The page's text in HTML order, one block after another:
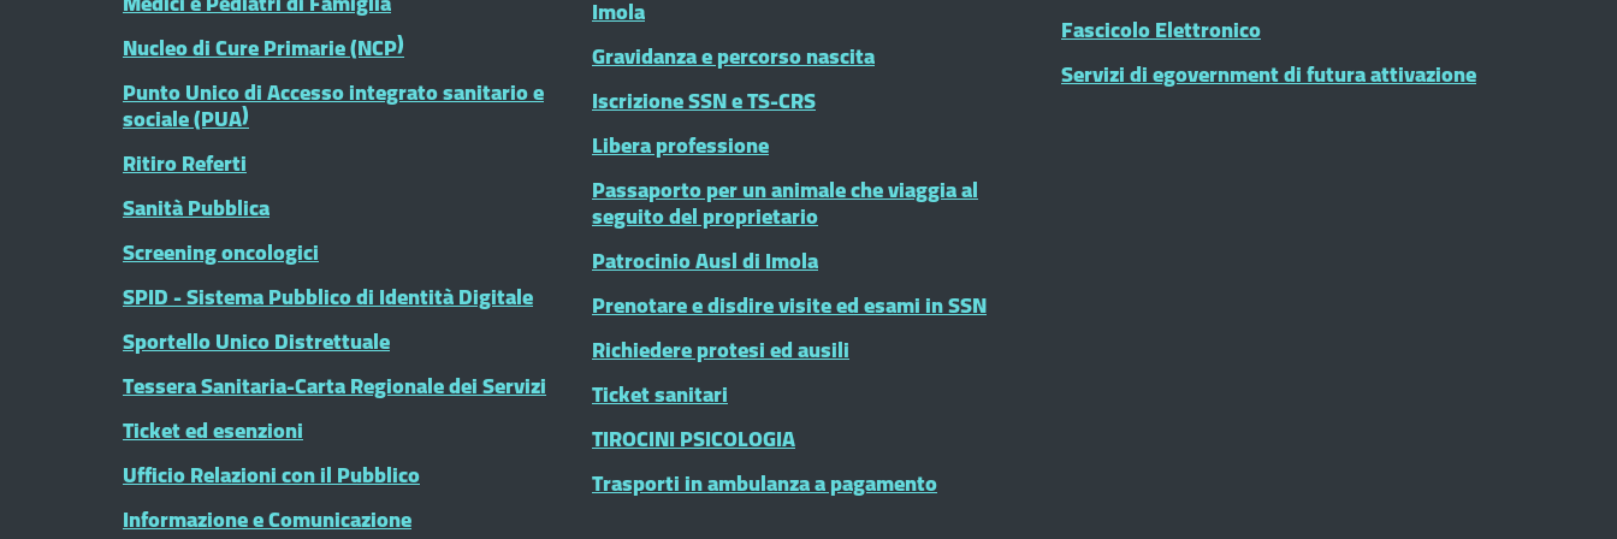
Nucleo di Cure Primarie (NCP)
Punto Unico di Accesso integrato sanitario e
sociale (PUA)
Ritiro Referti
Sanità Pubblica
Screening oncologici
SPID - Sistema Pubblico di Identità Digitale
Sportello Unico Distrettuale
Tessera Sanitaria-Carta Regionale dei Servizi
Ticket ed esenzioni
Ufficio Relazioni con il Pubblico
Informazione e Comunicazione
Imola
Gravidanza e percorso nascita
Iscrizione SSN e TS-CRS
Libera professione
Passaporto per un animale che viaggia al
seguito del proprietario
Patrocinio Ausl di Imola
Prenotare e disdire visite ed esami in SSN
Richiedere protesi ed ausili
Ticket sanitari
TIROCINI PSICOLOGIA
Trasporti in ambulanza a pagamento
Fascicolo Elettronico
Servizi di egovernment di futura attivazione